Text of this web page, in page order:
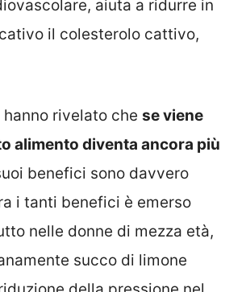
aiuta a ridurre in
il colesterolo cattivo,
rivelato che se viene
alimento diventa ancora più
benefici sono davvero
i tanti benefici è emerso
nelle donne di mezza età,
succo di limone